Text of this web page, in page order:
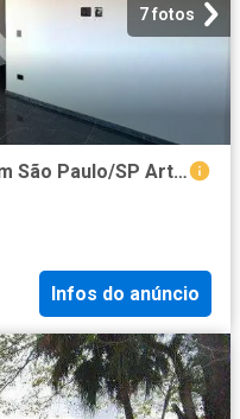
7 fotos
Casa / Sobrado para Venda em São Paulo/SP Artur Alvim 3 Quartos
Infos do anúncio